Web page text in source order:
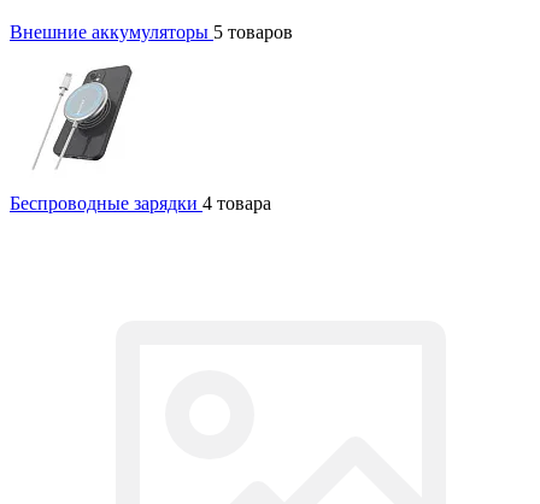
Внешние аккумуляторы 5 товаров
Беспроводные зарядки 4 товара